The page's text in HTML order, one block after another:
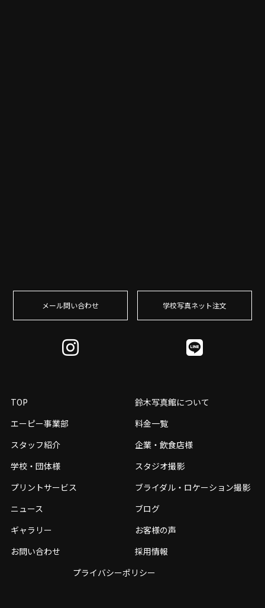
メール問い合わせ 学校写真ネット注⽂
TOP
鈴木写真館について
エーピー事業部
料金一覧
スタッフ紹介
企業・飲食店様
学校・団体様
スタジオ撮影
プリントサービス
ブライダル・ロケーション撮影
ニュース
ブログ
ギャラリー
お客様の声
お問い合わせ
採用情報
プライバシーポリシー